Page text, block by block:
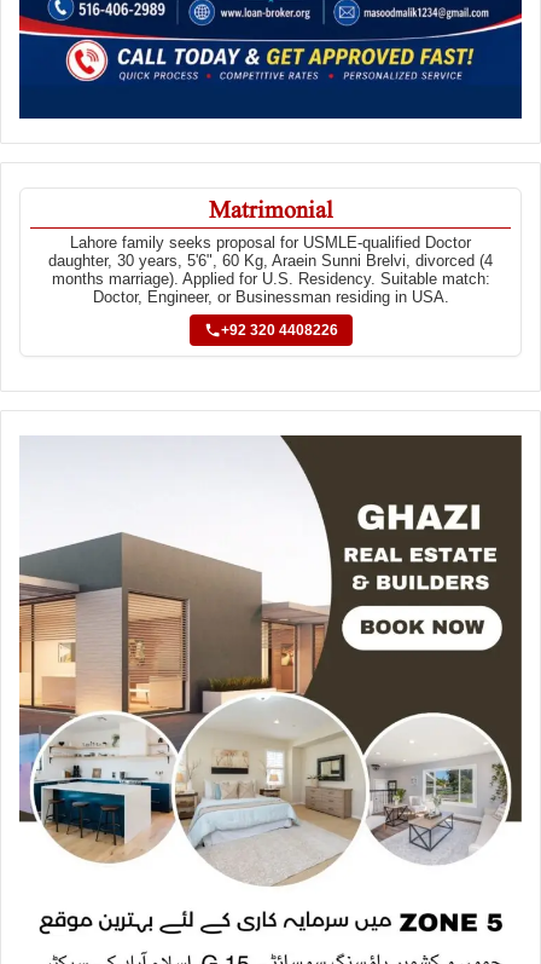
Matrimonial
Lahore family seeks proposal for USMLE-qualified Doctor
daughter, 30 years, 5'6", 60 Kg, Araein Sunni Brelvi, divorced (4
months marriage). Applied for U.S. Residency. Suitable match:
Doctor, Engineer, or Businessman residing in USA.
+92 320 4408226